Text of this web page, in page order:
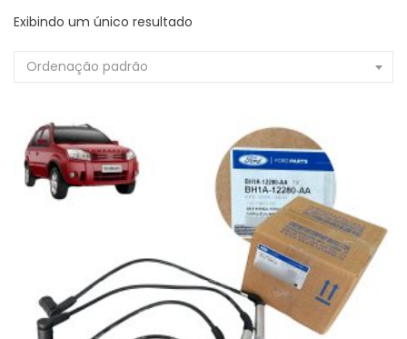
Exibindo um único resultado
Ordenação padrão